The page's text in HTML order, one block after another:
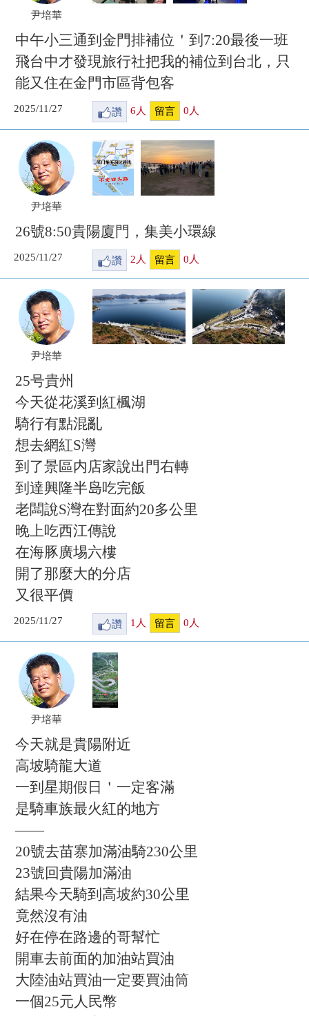
尹培華
中午小三通到金門排補位＇到7:20最後一班
飛台中才發現旅行社把我的補位到台北，只
能又住在金門市區背包客
2025/11/27 讚 6 人 留言 0 人
尹培華
26號8:50貴陽廈門，集美小環線
2025/11/27 讚 2人 留言 0人
尹培華
25号貴州
今天從花溪到紅楓湖
騎行有點混亂
想去網紅S灣
到了景區内店家說出門右轉
到達興隆半𡷊吃完飯
老闆說S灣在對面約20多公里
晚上吃西江傳說
在海豚廣埸六樓
開了那麼大的分店
又很平價
2025/11/27 讚 1 人 留言 0 人
尹培華
今天就是貴陽附近
高坡騎龍大道
一到星期假日＇一定客滿
是騎車族最火紅的地方
——
20號去苗寨加滿油騎230公里
23號回貴陽加滿油
結果今天騎到高坡約30公里
竟然沒有油
好在停在路邊的哥幫忙
開車去前面的加油站買油
大陸油站買油一定要買油筒
一個25元人民幣